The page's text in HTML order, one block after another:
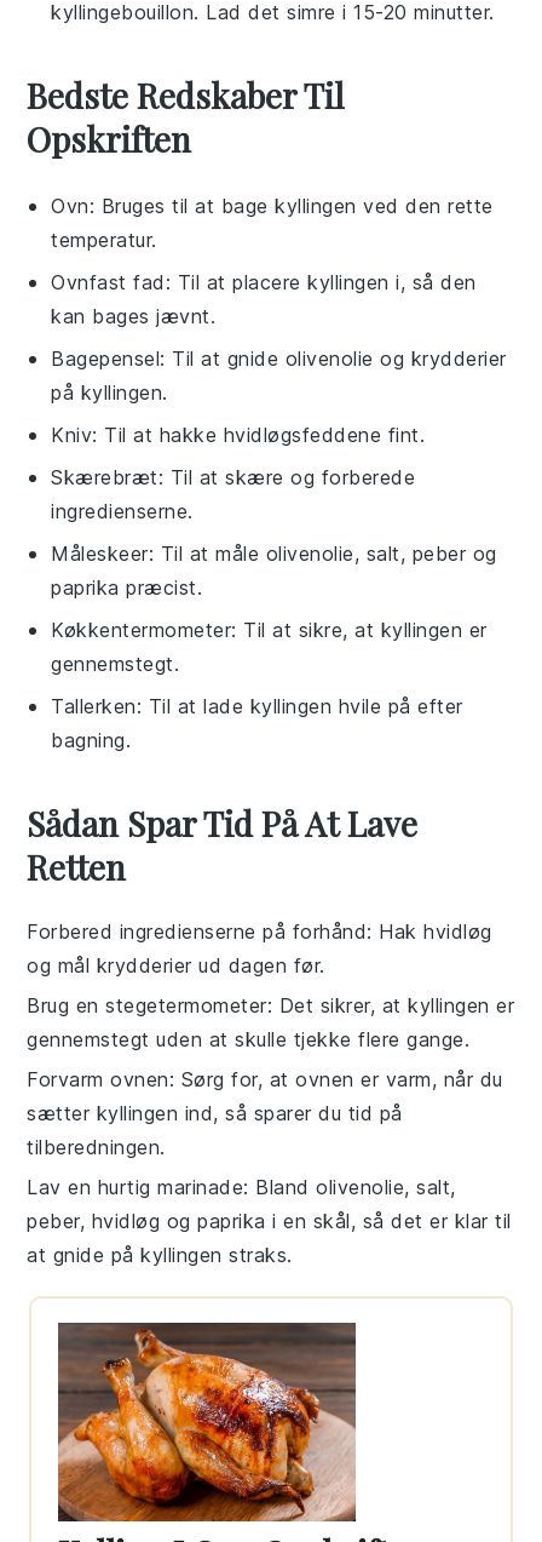
kyllingebouillon. Lad det simre i 15-20 minutter.
Bedste Redskaber Til
Opskriften
Ovn: Bruges til at bage kyllingen ved den rette
temperatur.
Ovnfast fad : Til at placere kyllingen i, så den
kan bages jævnt.
Bagepensel: Til at gnide olivenolie og krydderier
på kyllingen.
Kniv: Til at hakke hvidløgsfeddene fint.
Skærebræt: Til at skære og forberede
ingredienserne.
Måleskeer: Til at måle olivenolie, salt, peber og
paprika præcist.
Køkkentermometer: Til at sikre, at kyllingen er
gennemstegt.
Tallerken: Til at lade kyllingen hvile på efter
bagning.
Sådan Spar Tid På At Lave
Retten
Forbered ingredienserne på forhånd: Hakhvidløg
og mål krydderier ud dagen før.
Brug en stegetermometer: Det sikrer, atkyllingen er
gennemstegt uden at skulle tjekke flere gange.
Forvarm ovnen: Sørg for, at ovnen er varm, når du
sætter kyllingen ind, så sparer du tid på
tilberedningen.
Lav en hurtig marinade: Blandolivenolie,salt,
peber, hvidløg ogpaprika i en skål, så det er klar til
at gnide påkyllingen straks.